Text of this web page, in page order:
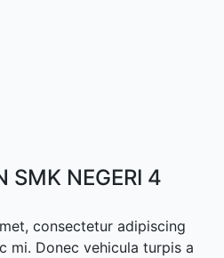
SMK NEGERI 4
consectetur adipiscing
mi. Donec vehicula turpis a